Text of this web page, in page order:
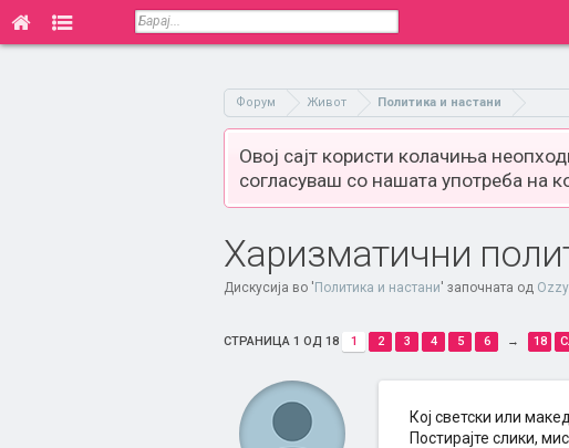
Форум Живот Политика и настани
Овој сајт користи колачиња
согласуваш со нашата употреба на
Харизматични
Дискусија во ' Политика и настани' започната од
СТРАНИЦА 1 ОД 18 1 2 3 4 5 6 → 18
Кој светски или
Постирајте слики,